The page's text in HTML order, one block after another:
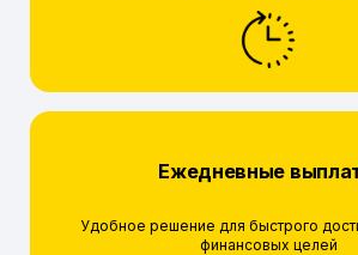
Ежедневные
Удобное решение для быстрого
финансовых целей